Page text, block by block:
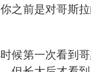
之前是对哥斯
候第一次看到